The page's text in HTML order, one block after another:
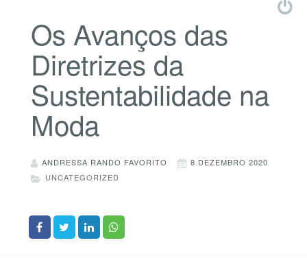
Os Avanços das
Diretrizes da
Sustentabilidade na
Moda
ANDRESSA RANDO FAVORITO
8 DEZEMBRO 2020
UNCATEGORIZED